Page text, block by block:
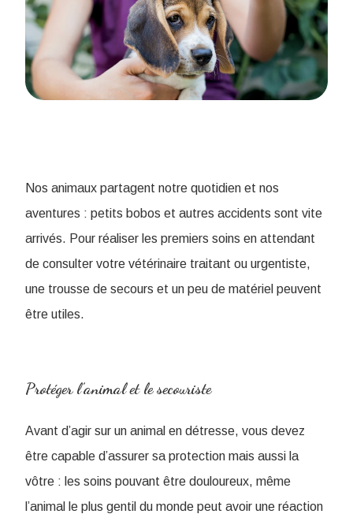
Nos animaux partagent notre quotidien et nos
aventures : petits bobos et autres accidents sont vite
arrivés. Pour réaliser les premiers soins en attendant
de consulter votre vétérinaire traitant ou urgentiste,
une trousse de secours et un peu de matériel peuvent
être utiles.
Protéger l’animal et le secouriste
Avant d’agir sur un animal en détresse, vous devez
être capable d’assurer sa protection mais aussi la
vôtre : les soins pouvant être douloureux, même
l’animal le plus gentil du monde peut avoir une réaction